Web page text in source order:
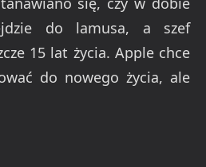
do lamusa, a szef
15 lat życia. Apple chce
do nowego życia, ale